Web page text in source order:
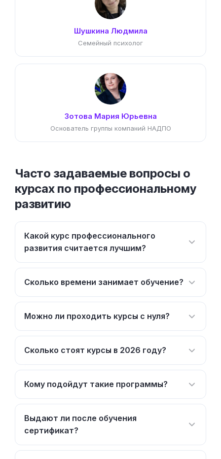
Шушкина Людмила
Семейный психолог
Зотова Мария Юрьевна
Основатель группы компаний НАДПО
Часто задаваемые вопросы о
курсах по профессиональному
развитию
Какой курс профессионального
развития считается лучшим?
Сколько времени занимает обучение?
Можно ли проходить курсы с нуля?
Сколько стоят курсы в 2026 году?
Кому подойдут такие программы?
Выдают ли после обучения
сертификат?